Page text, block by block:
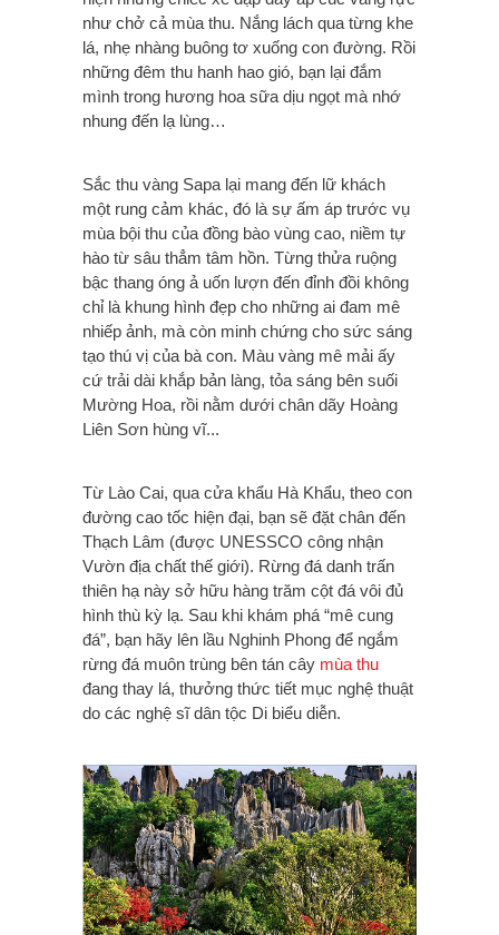
như chở cả mùa thu. Nắng lách qua từng khe
lá, nhẹ nhàng buông tơ xuống con đường. Rồi
những đêm thu hanh hao gió, bạn lại đắm
mình trong hương hoa sữa dịu ngọt mà nhớ
nhung đến lạ lùng…
Sắc thu vàng Sapa lại mang đến lữ khách
một rung cảm khác, đó là sự ấm áp trước vụ
mùa bội thu của đồng bào vùng cao, niềm tự
hào từ sâu thẳm tâm hồn. Từng thửa ruộng
bậc thang óng ả uốn lượn đến đỉnh đồi không
chỉ là khung hình đẹp cho những ai đam mê
nhiếp ảnh, mà còn minh chứng cho sức sáng
tạo thú vị của bà con. Màu vàng mê mải ấy
cứ trải dài khắp bản làng, tỏa sáng bên suối
Mường Hoa, rồi nằm dưới chân dãy Hoàng
Liên Sơn hùng vĩ...
Từ Lào Cai, qua cửa khẩu Hà Khẩu, theo con
đường cao tốc hiện đại, bạn sẽ đặt chân đến
Thạch Lâm (được UNESSCO công nhận
Vườn địa chất thế giới). Rừng đá danh trấn
thiên hạ này sở hữu hàng trăm cột đá vôi đủ
hình thù kỳ lạ. Sau khi khám phá “mê cung
đá”, bạn hãy lên lầu Nghinh Phong để ngắm
rừng đá muôn trùng bên tán cây mùa thu
đang thay lá, thưởng thức tiết mục nghệ thuật
do các nghệ sĩ dân tộc Di biểu diễn.